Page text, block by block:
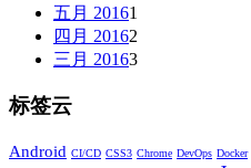
五月 20161
四月 20162
三月 20163
标签云
Android CI/CD CSS3 Chrome DevOps Docker